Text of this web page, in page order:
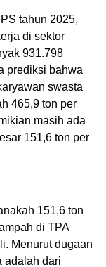
tahun 2025,
di sektor
931.798
prediksi bahwa
swasta
465,9 ton per
masih ada
151,6 ton per
151,6 ton
di TPA
Menurut dugaan
adalah dari